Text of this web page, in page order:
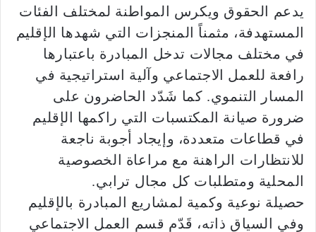
يدعم الحقوق ويكرس المواطنة لمختلف الفئات
المستهدفة، مثمناً المنجزات التي شهدها الإقليم
في مختلف مجالات تدخل المبادرة باعتبارها
رافعة للعمل الاجتماعي وآلية استراتيجية في
المسار التنموي. كما شَدّد الحاضرون على
ضرورة صيانة المكتسبات التي راكمها الإقليم
في قطاعات متعددة، وإيجاد أجوبة ناجعة
للانتظارات الراهنة مع مراعاة الخصوصية
المحلية ومتطلبات كل مجال ترابي.
حصيلة نوعية وكمية لمشاريع المبادرة بالإقليم
وفي السياق ذاته، قَدّم قسم العمل الاجتماعي